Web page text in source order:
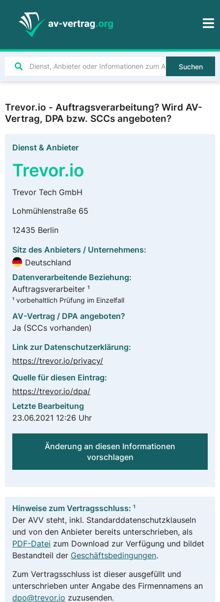
Suchen
Trevor.io - Auftragsverarbeitung? Wird AV-
Vertrag, DPA bzw. SCCs angeboten?
Dienst & Anbieter
Trevor.io
Trevor Tech GmbH
Lohmühlenstraße 65
12435 Berlin
Sitz des Anbieters / Unternehmens:
Deutschland
Datenverarbeitende Beziehung:
Auftragsverarbeiter ¹
¹ vorbehaltlich Prüfung im Einzelfall
AV-Vertrag / DPA angeboten?
Ja (SCCs vorhanden)
Link zur Datenschutzerklärung:
https://trevor.io/privacy/
Quelle für diesen Eintrag:
https://trevor.io/dpa/
Letzte Bearbeitung
23.06.2021 12:26 Uhr
Änderung an diesen Informationen
vorschlagen
Hinweise zum Vertragsschluss: ¹
Der AVV steht, inkl. Standarddatenschutzklauseln
und von den Anbieter bereits unterschrieben, als
PDF-Datei zum Download zur Verfügung und bildet
Bestandteil der Geschäftsbedingungen.
Zum Vertragsschluss ist dieser ausgefüllt und
unterschrieben unter Angabe des Firmennamens an
dpo@trevor.io zuzusenden.